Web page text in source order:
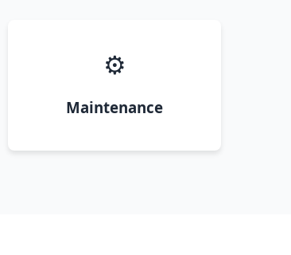
⚙️
Maintenance